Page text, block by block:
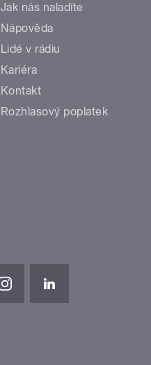
Jak nás naladíte
Nápověda
Lidé v rádiu
Kariéra
Kontakt
Rozhlasový poplatek